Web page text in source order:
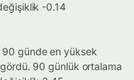
-0.14
90 günde en yüksek
90 günlük ortalama